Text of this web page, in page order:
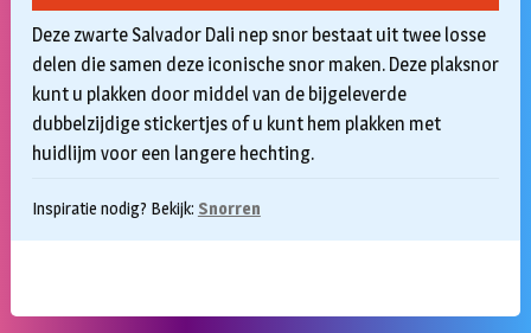
Deze zwarte Salvador Dali nep snor bestaat uit twee losse
delen die samen deze iconische snor maken. Deze plaksnor
kunt u plakken door middel van de bijgeleverde
dubbelzijdige stickertjes of u kunt hem plakken met
huidlijm voor een langere hechting.
Inspiratie nodig? Bekijk: Snorren